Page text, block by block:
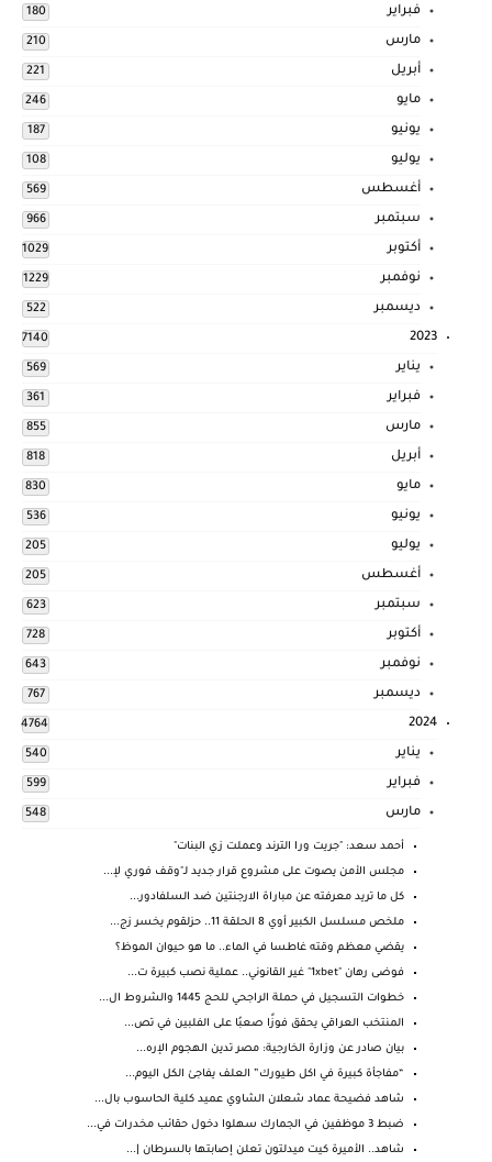
فبراير 180
مارس 210
أبريل 221
مايو 246
يونيو 187
يوليو 108
أغسطس 569
سبتمبر 966
أكتوبر 1029
نوفمبر 1229
ديسمبر 522
2023
7140
يناير 569
فبراير 361
مارس 855
أبريل 818
مايو 830
يونيو 536
يوليو 205
أغسطس 205
سبتمبر 623
أكتوبر 728
نوفمبر 643
ديسمبر 767
2024
4764
يناير 540
فبراير 599
مارس 548
أحمد سعد: "جريت ورا الترند وعملت زي البنات"
مجلس الأمن يصوت على مشروع قرار جديد لـ"وقف فوري لإ...
كل ما تريد معرفته عن مباراة الارجنتين ضد السلفادور...
ملخص مسلسل الكبير أوي 8 الحلقة 11.. حزلقوم يخسر زج...
يقضي معظم وقته غاطسا في الماء.. ما هو حيوان الموظ؟
فوضى رهان "1xbet" غير القانوني.. عملية نصب كبيرة ت...
خطوات التسجيل في حملة الراجحي للحج 1445 والشروط ال...
المنتخب العراقي يحقق فوزًا صعبُا على الفلبين في تص...
بيان صادر عن وزارة الخارجية: مصر تدين الهجوم الإره...
“مفاجأة كبيرة في اكل طيورك” العلف يفاجئ الكل اليوم...
شاهد فضيحة عماد شعلان الشاوي عميد كلية الحاسوب بال...
ضبط 3 موظفين في الجمارك سهلوا دخول حقائب مخدرات في...
شاهد.. الأميرة كيت ميدلتون تعلن إصابتها بالسرطان |...